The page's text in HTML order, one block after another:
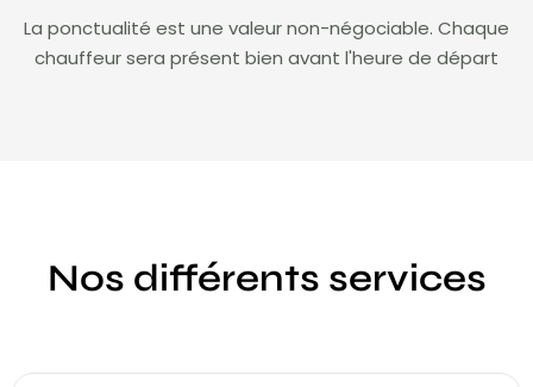
La ponctualité est une valeur non-négociable. Chaque
chauffeur sera présent bien avant l'heure de départ
Nos différents services